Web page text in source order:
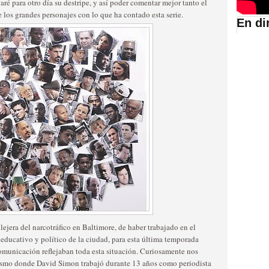
de HBO España
siendo una de las
para otro día su destripe, y así poder comentar mejor tanto el
grandes personajes con lo que ha contado esta serie.
del narcotráfico en Baltimore, de haber trabajado en el
y político de la ciudad, para esta última temporada
reflejaban toda esta situación. Curiosamente nos
donde David Simon trabajó durante 13 años como periodista
En